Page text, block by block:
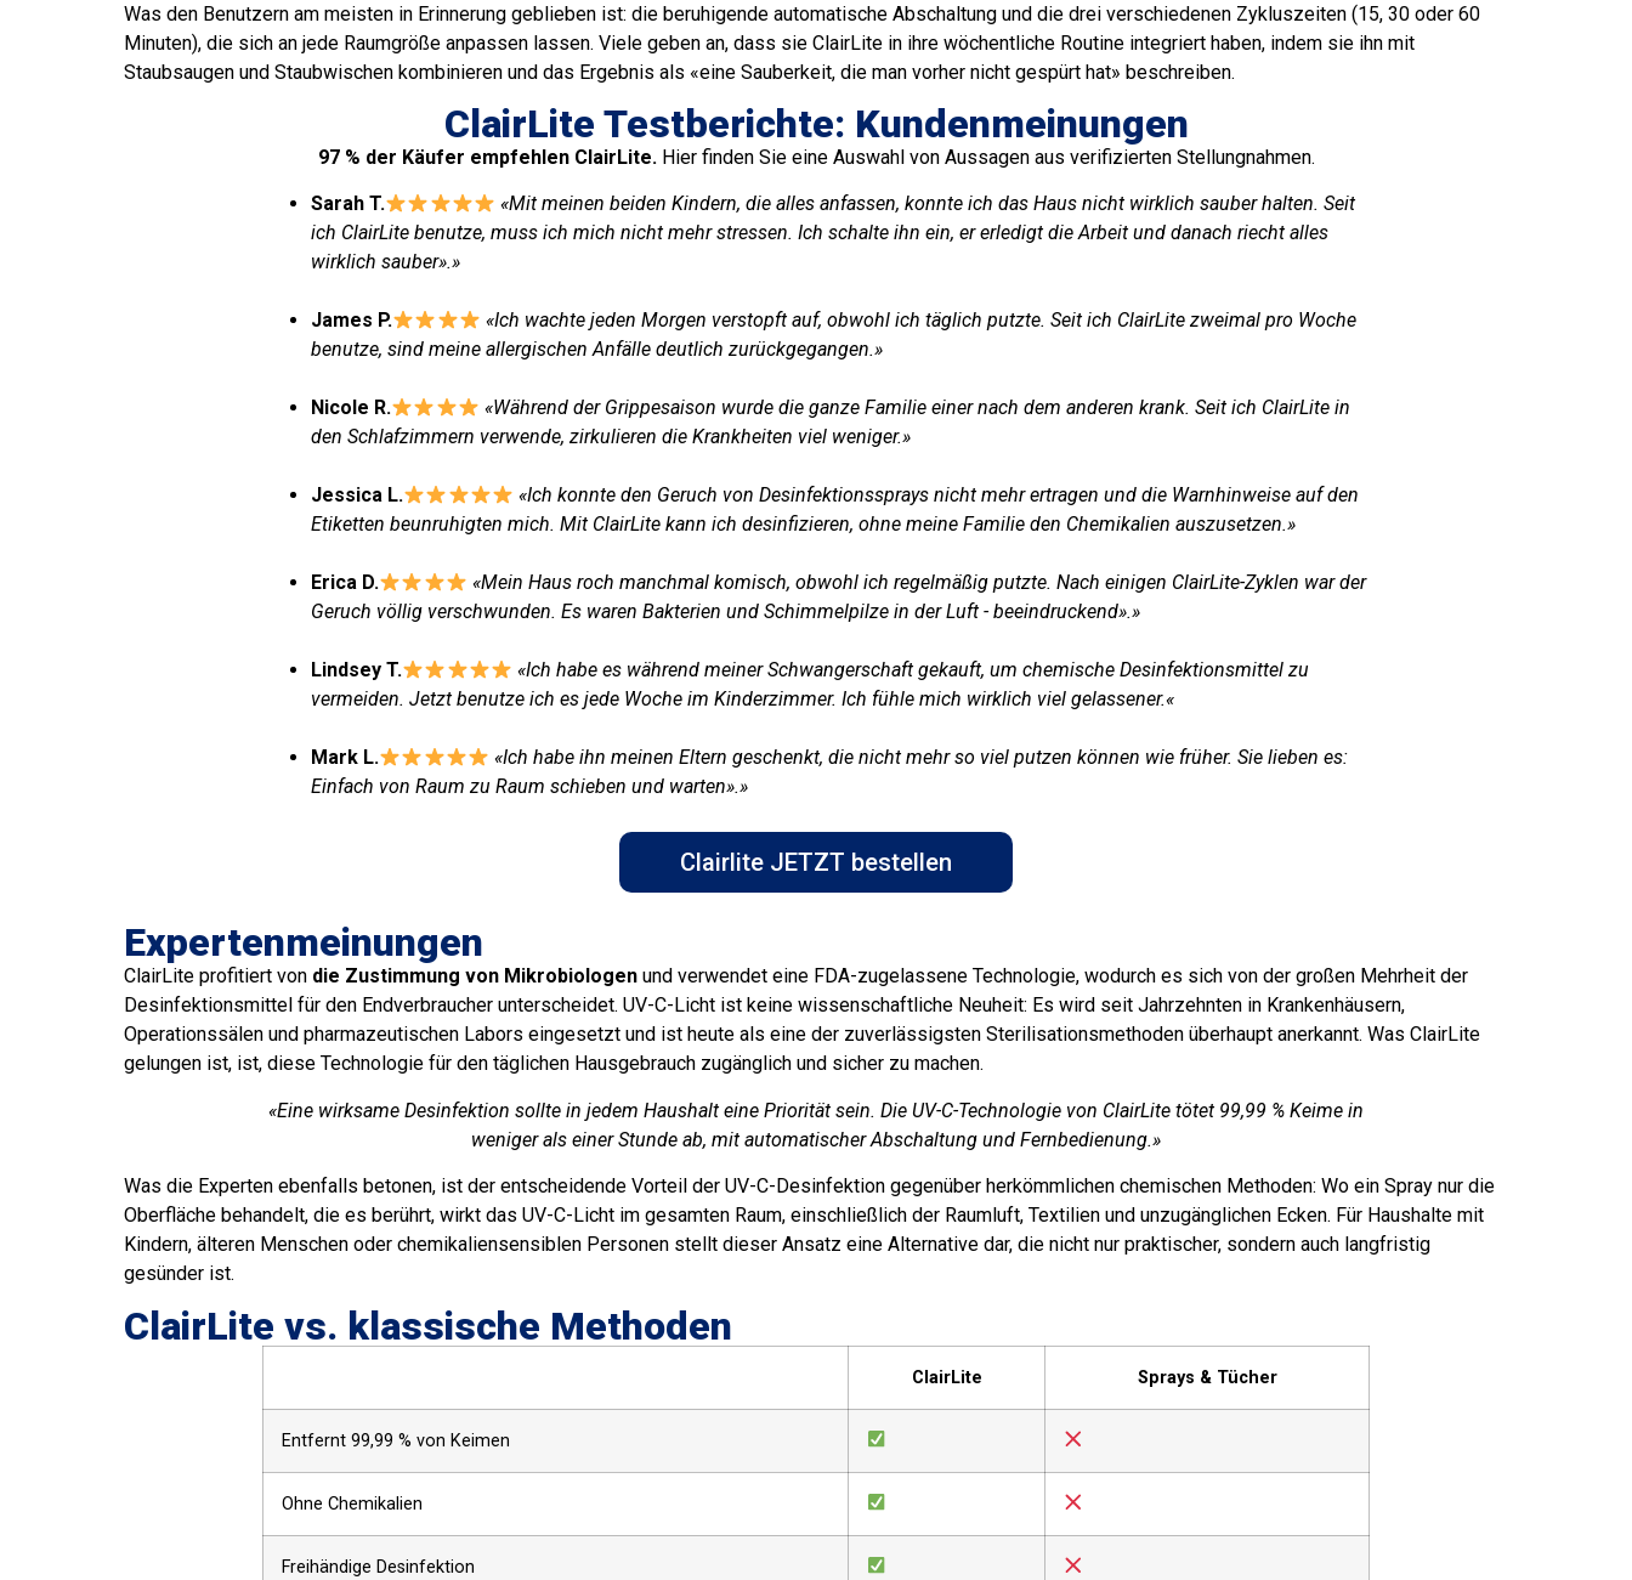
Was den Benutzern am meisten in Erinnerung geblieben ist: die beruhigende automatische Abschaltung und die drei verschiedenen Zykluszeiten (15, 30 oder 60
Minuten), die sich an jede Raumgröße anpassen lassen. Viele geben an, dass sie ClairLite in ihre wöchentliche Routine integriert haben, indem sie ihn mit
Staubsaugen und Staubwischen kombinieren und das Ergebnis als «eine Sauberkeit, die man vorher nicht gespürt hat» beschreiben.
ClairLite Testberichte: Kundenmeinungen
97 % der Käufer empfehlen ClairLite.Hier finden Sie eine Auswahl von Aussagen aus verifizierten Stellungnahmen.
Sarah T.
«Mit meinen beiden Kindern, die alles anfassen, konnte ich das Haus nicht wirklich sauber halten. Seit
ich ClairLite benutze, muss ich mich nicht mehr stressen. Ich schalte ihn ein, er erledigt die Arbeit und danach riecht alles
wirklich sauber».»
James P.
«Ich wachte jeden Morgen verstopft auf, obwohl ich täglich putzte. Seit ich ClairLite zweimal pro Woche
benutze, sind meine allergischen Anfälle deutlich zurückgegangen.»
Nicole R.
«Während der Grippesaison wurde die ganze Familie einer nach dem anderen krank. Seit ich ClairLite in
den Schlafzimmern verwende, zirkulieren die Krankheiten viel weniger.»
Jessica L.
«Ich konnte den Geruch von Desinfektionssprays nicht mehr ertragen und die Warnhinweise auf den
Etiketten beunruhigten mich. Mit ClairLite kann ich desinfizieren, ohne meine Familie den Chemikalien auszusetzen.»
Erica D.
«Mein Haus roch manchmal komisch, obwohl ich regelmäßig putzte. Nach einigen ClairLite-Zyklen war der
Geruch völlig verschwunden. Es waren Bakterien und Schimmelpilze in der Luft - beeindruckend».»
Lindsey T.
«Ich habe es während meiner Schwangerschaft gekauft, um chemische Desinfektionsmittel zu
vermeiden. Jetzt benutze ich es jede Woche im Kinderzimmer. Ich fühle mich wirklich viel gelassener.«
Mark L.
«Ich habe ihn meinen Eltern geschenkt, die nicht mehr so viel putzen können wie früher. Sie lieben es:
Einfach von Raum zu Raum schieben und warten».»
Clairlite JETZT bestellen
Expertenmeinungen
ClairLite profitiert von die Zustimmung von Mikrobiologen und verwendet eine FDA-zugelassene Technologie, wodurch es sich von der großen Mehrheit der
Desinfektionsmittel für den Endverbraucher unterscheidet. UV-C-Licht ist keine wissenschaftliche Neuheit: Es wird seit Jahrzehnten in Krankenhäusern,
Operationssälen und pharmazeutischen Labors eingesetzt und ist heute als eine der zuverlässigsten Sterilisationsmethoden überhaupt anerkannt. Was ClairLite
gelungen ist, ist, diese Technologie für den täglichen Hausgebrauch zugänglich und sicher zu machen.
«Eine wirksame Desinfektion sollte in jedem Haushalt eine Priorität sein. Die UV-C-Technologie von ClairLite tötet 99,99 % Keime in
weniger als einer Stunde ab, mit automatischer Abschaltung und Fernbedienung.»
Was die Experten ebenfalls betonen, ist der entscheidende Vorteil der UV-C-Desinfektion gegenüber herkömmlichen chemischen Methoden: Wo ein Spray nur die
Oberfläche behandelt, die es berührt, wirkt das UV-C-Licht im gesamten Raum, einschließlich der Raumluft, Textilien und unzugänglichen Ecken. Für Haushalte mit
Kindern, älteren Menschen oder chemikaliensensiblen Personen stellt dieser Ansatz eine Alternative dar, die nicht nur praktischer, sondern auch langfristig
gesünder ist.
ClairLite vs. klassische Methoden
ClairLite Sprays & Tücher
Entfernt 99,99 % von Keimen
Ohne Chemikalien
Freihändige Desinfektion